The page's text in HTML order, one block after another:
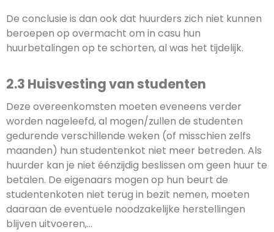
De conclusie is dan ook dat huurders zich niet kunnen
beroepen op overmacht om in casu hun
huurbetalingen op te schorten, al was het tijdelijk.
2.3 Huisvesting van studenten
Deze overeenkomsten moeten eveneens verder
worden nageleefd, al mogen/zullen de studenten
gedurende verschillende weken (of misschien zelfs
maanden) hun studentenkot niet meer betreden. Als
huurder kan je niet éénzijdig beslissen om geen huur te
betalen. De eigenaars mogen op hun beurt de
studentenkoten niet terug in bezit nemen, moeten
daaraan de eventuele noodzakelijke herstellingen
blijven uitvoeren,…